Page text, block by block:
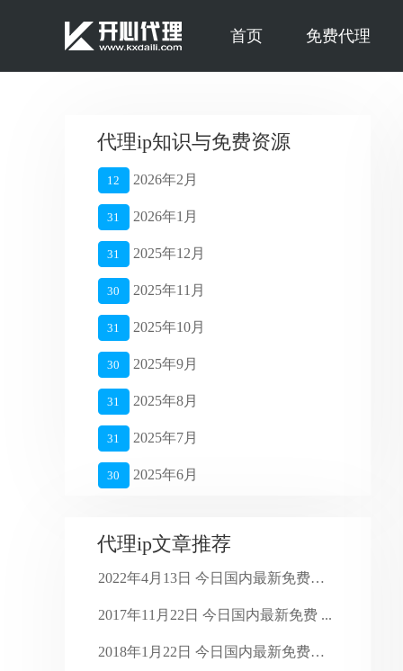
首页 免费代理
代理ip知识与免费资源
12 2026年2月
31 2026年1月
31 2025年12月
30 2025年11月
31 2025年10月
30 2025年9月
31 2025年8月
31 2025年7月
30 2025年6月
26 2025年4月
27 2025年3月
28 2025年2月
16 2025年1月
代理ip文章推荐
2022年4月13日 今日国内最新免费代 ...
2017年11月22日 今日国内最新免费 ...
2018年1月22日 今日国内最新免费代 ...